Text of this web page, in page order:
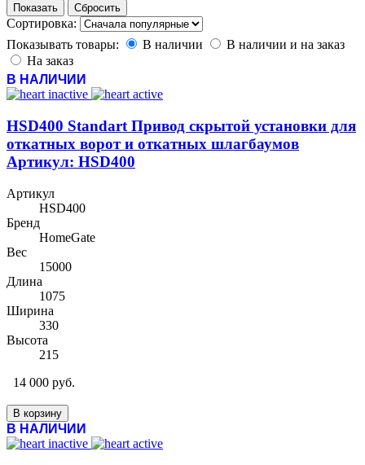
Сортировка:
Показывать товары:
В наличии
В наличии и на заказ
На заказ
В НАЛИЧИИ
HSD400 Standart Привод скрытой установки для
откатных ворот и откатных шлагбаумов
Артикул: HSD400
Артикул
HSD400
Бренд
HomeGate
Вес
15000
Длина
1075
Ширина
330
Высота
215
14 000 руб.
В корзину
В НАЛИЧИИ